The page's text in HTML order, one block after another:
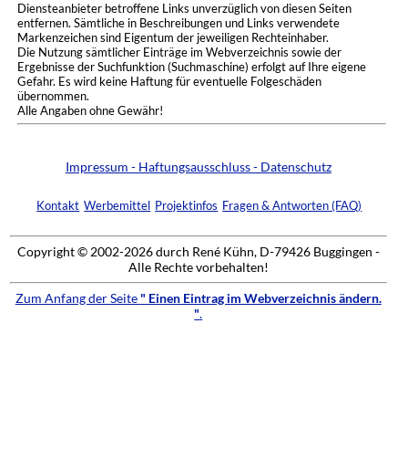
Diensteanbieter betroffene Links unverzüglich von diesen Seiten
entfernen. Sämtliche in Beschreibungen und Links verwendete
Markenzeichen sind Eigentum der jeweiligen Rechteinhaber.
Die Nutzung sämtlicher Einträge im Webverzeichnis sowie der
Ergebnisse der Suchfunktion (Suchmaschine) erfolgt auf Ihre eigene
Gefahr. Es wird keine Haftung für eventuelle Folgeschäden
übernommen.
Alle Angaben ohne Gewähr!
Impressum - Haftungsausschluss - Datenschutz
Kontakt Werbemittel Projektinfos Fragen & Antworten (FAQ)
Copyright © 2002-2026 durch René Kühn, D-79426 Buggingen -
Alle Rechte vorbehalten!
Zum Anfang der Seite " Einen Eintrag im Webverzeichnis ändern.
".